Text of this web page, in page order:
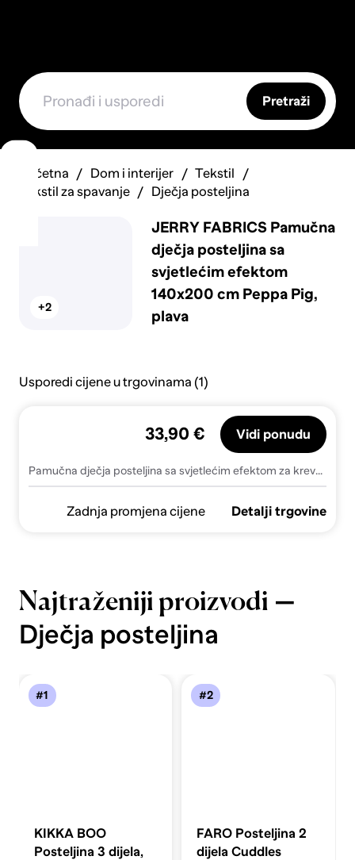
Pretraži
Početna Dom i interijer
Tekstil
Tekstil za spavanje
Dječja posteljina
+2
JERRY FABRICS Pamučna
dječja posteljina sa
svjetlećim efektom
140x200 cm Peppa Pig,
plava
Usporedi cijene u trgovinama (1)
Pamučna dječja posteljina sa svjetlećim efektom za krevet za jednu osobu 140x200 cm Peppa Pig – Jerry Fabrics
33,90 € Vidi ponudu
Zadnja promjena cijene Detalji trgovine
Najtraženiji proizvodi —
Dječja posteljina
#1
KIKKA BOO
Posteljina 3 dijela,
#2
FARO Posteljina 2
dijela Cuddles